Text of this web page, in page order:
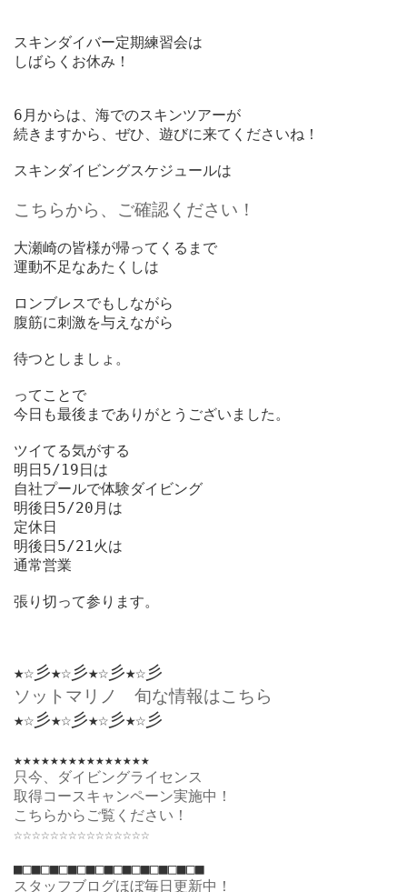
スキンダイバー定期練習会は
しばらくお休み！
6月からは、海でのスキンツアーが
続きますから、ぜひ、遊びに来てくださいね！
スキンダイビングスケジュールは
こちらから、ご確認ください！
大瀬崎の皆様が帰ってくるまで
運動不足なあたくしは
ロンブレスでもしながら
腹筋に刺激を与えながら
待つとしましょ。
ってことで
今日も最後までありがとうございました。
ツイてる気がする
明日5/19日は
自社プールで体験ダイビング
明後日5/20月は
定休日
明後日5/21火は
通常営業
張り切って参ります。
ソットマリノ　旬な情報はこちら
★★★★★★★★★★★★★★★
只今、ダイビングライセンス
取得コースキャンペーン実施中！
こちらからご覧ください！
☆☆☆☆☆☆☆☆☆☆☆☆☆☆☆
スタッフブログほぼ毎日更新中！